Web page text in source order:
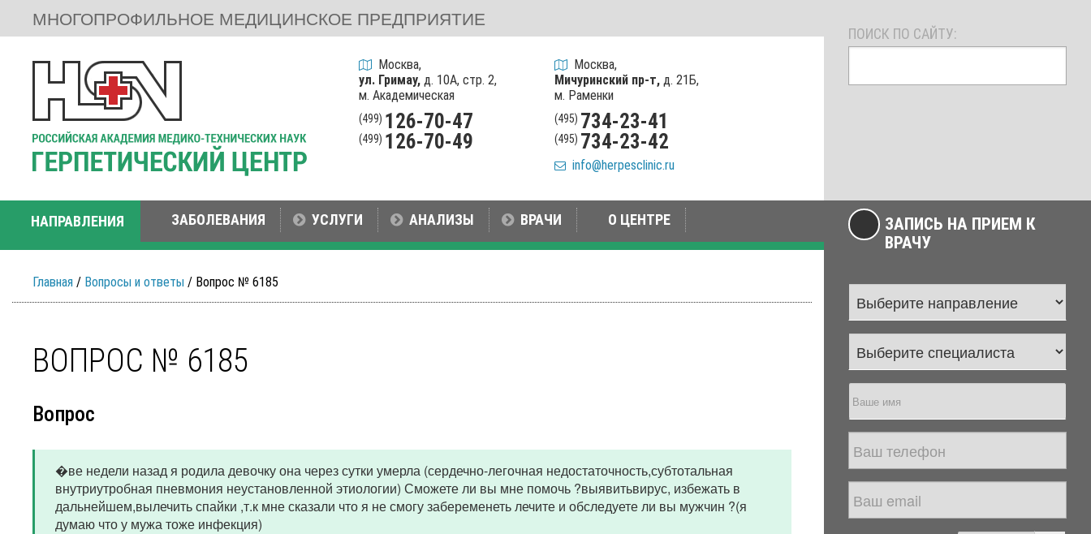
МНОГОПРОФИЛЬНОЕ МЕДИЦИНСКОЕ ПРЕДПРИЯТИЕ
Москва,
ул. Гримау,д. 10А, стр. 2,
м. Академическая
(499) 126-70-47
(499) 126-70-49
Москва,
Мичуринский пр-т, д. 21Б,
м. Раменки
(495) 734-23-41
(495) 734-23-42
info@herpesclinic.ru
ПОИСК ПО САЙТУ:
НАПРАВЛЕНИЯ ЗАБОЛЕВАНИЯ УСЛУГИ АНАЛИЗЫ ВРАЧИ О ЦЕНТРЕ
Главная / Вопросы и ответы / Вопрос № 6185
ВОПРОС № 6185
Вопрос
�ве недели назад я родила девочку она через сутки умерла (сердечно-легочная недостаточность,субтотальная
внутриутробная пневмония неустановленной этиологии) Сможете ли вы мне помочь ?выявитьвирус, избежать в
дальнейшем,вылечить спайки ,т.к мне сказали что я не смогу забеременеть лечите и обследуете ли вы мужчин ?(я
думаю что у мужа тоже инфекция)
ЗАПИСЬ НА ПРИЕМ К
ВРАЧУ